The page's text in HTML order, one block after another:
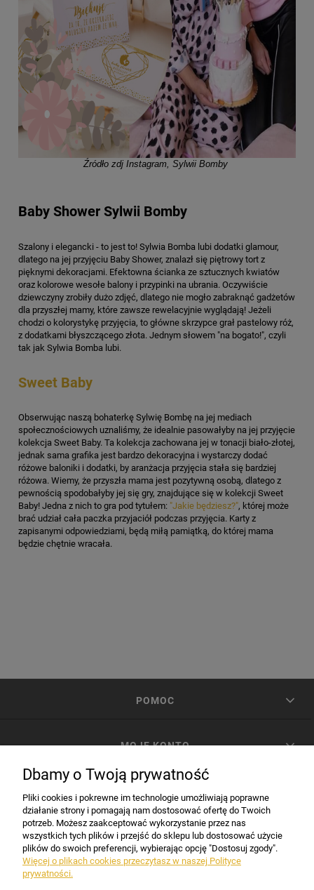
Źródło zdj Instagram, Sylwii Bomby
Baby Shower Sylwii Bomby
Szalony i elegancki - to jest to! Sylwia Bomba lubi dodatki glamour,
dlatego na jej przyjęciu Baby Shower, znalazł się piętrowy tort z
pięknymi dekoracjami. Efektowna ścianka ze sztucznych kwiatów
oraz kolorowe wesołe balony i przypinki na ubrania. Oczywiście
dziewczyny zrobiły dużo zdjęć, dlatego nie mogło zabraknąć gadżetów
dla przyszłej mamy, które zawsze rewelacyjnie wyglądają! Jeżeli
chodzi o kolorystykę przyjęcia, to główne skrzypce grał pastelowy róż,
z dodatkami błyszczącego złota. Jednym słowem "na bogato!", czyli
tak jak Sylwia Bomba lubi.
Sweet Baby
Obserwując naszą bohaterkę Sylwię Bombę na jej mediach
społecznościowych uznaliśmy, że idealnie pasowałyby na jej przyjęcie
kolekcja Sweet Baby. Ta kolekcja zachowana jej w tonacji biało-złotej,
jednak sama grafika jest bardzo dekoracyjna i wystarczy dodać
różowe baloniki i dodatki, by aranżacja przyjęcia stała się bardziej
różowa. Wiemy, że przyszła mama jest pozytywną osobą, dlatego z
pewnością spodobałyby jej się gry, znajdujące się w kolekcji Sweet
Baby! Jedna z nich to gra pod tytułem: "Jakie będziesz?", której może
brać udział cała paczka przyjaciół podczas przyjęcia. Karty z
zapisanymi odpowiedziami, będą miłą pamiątką, do której mama
będzie chętnie wracała.
POMOC
MOJE KONTO
INFORMACJE
Dbamy o Twoją prywatność
Pliki cookies i pokrewne im technologie umożliwiają poprawne
działanie strony i pomagają nam dostosować ofertę do Twoich
potrzeb. Możesz zaakceptować wykorzystanie przez nas
wszystkich tych plików i przejść do sklepu lub dostosować użycie
plików do swoich preferencji, wybierając opcję "Dostosuj zgody".
Więcej o plikach cookies przeczytasz w naszej Polityce
prywatności.